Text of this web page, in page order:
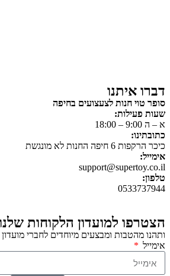
דברו איתנו
סופר טוי חנות לצעצועים בחיפה
שעות פעילות:
א – ה 9:00 – 18:00
כתובתינו:
כיכר הרקפות 6 חיפה החנות לא מונגשת
אימייל:
support@supertoy.co.il
טלפון:
0533737944
הצטרפו למועדון הלקוחות
ותהנו מהטבות ומבצעים מיוחדים לחברי מועדון
אימייל